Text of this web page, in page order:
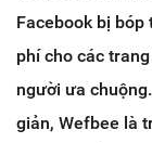
Facebook bị
phí cho các
người ưa
giản, Wefbee là